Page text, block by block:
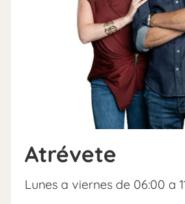
Atrévete
Lunes a viernes de 06:00 a